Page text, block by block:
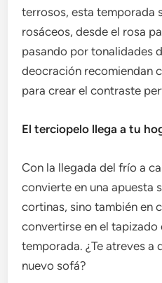
terrosos, esta temporada
rosáceos, desde el rosa
pasando por tonalidades
deocración recomiendan
para crear el contraste
El terciopelo llega a tu
Con la llegada del frío a
convierte en una apuesta
cortinas, sino también en
convertirse en el tapizado
temporada. ¿Te atreves a
nuevo sofá?